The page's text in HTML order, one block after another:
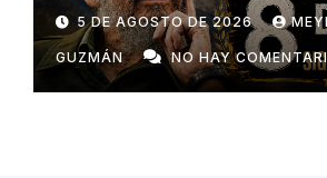
5 DE AGOSTO DE 2026
GUZMÁN NO HAY